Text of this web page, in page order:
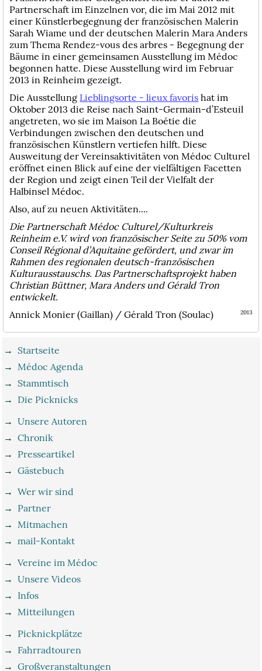
Partnerschaft im Einzelnen vor, die im Mai 2012 mit
einer Künstlerbegegnung der französischen Malerin
Sarah Wiame und der deutschen Malerin Mara Anders
zum Thema Rendez-vous des arbres - Begegnung der
Bäume in einer gemeinsamen Ausstellung im Médoc
begonnen hatte. Diese Ausstellung wird im Februar
2013 in Reinheim gezeigt.
Die Ausstellung Lieblingsorte - lieux favoris hat im
Oktober 2013 die Reise nach Saint-Germain-d’Esteuil
angetreten, wo sie im Maison La Boétie die
Verbindungen zwischen den deutschen und
französischen Künstlern vertiefen hilft. Diese
Ausweitung der Vereinsaktivitäten von Médoc Culturel
eröffnet einen Blick auf eine der vielfältigen Facetten
der Region und zeigt einen Teil der Vielfalt der
Halbinsel Médoc.
Also, auf zu neuen Aktivitäten....
Die Partnerschaft Médoc Culturel/Kulturkreis
Reinheim e.V. wird von französischer Seite zu 50% vom
Conseil Régional d’Aquitaine gefördert, und zwar im
Rahmen des regionalen deutsch-französischen
Kulturausstauschs. Das Partnerschaftsprojekt haben
Christian Büttner, Mara Anders und Gérald Tron
entwickelt.
2013
Annick Monier (Gaillan) / Gérald Tron (Soulac)
→ Startseite
→ Médoc Agenda
→ Stammtisch
→ Die Picknicks
→ Unsere Autoren
→ Chronik
→ Presseartikel
→ Gästebuch
→ Wer wir sind
→ Partner
→ Mitmachen
→ mail-Kontakt
→ Vereine im Médoc
→ Unsere Videos
→ Infos
→ Mitteilungen
→ Picknickplätze
→ Fahrradtouren
→ Großveranstaltungen